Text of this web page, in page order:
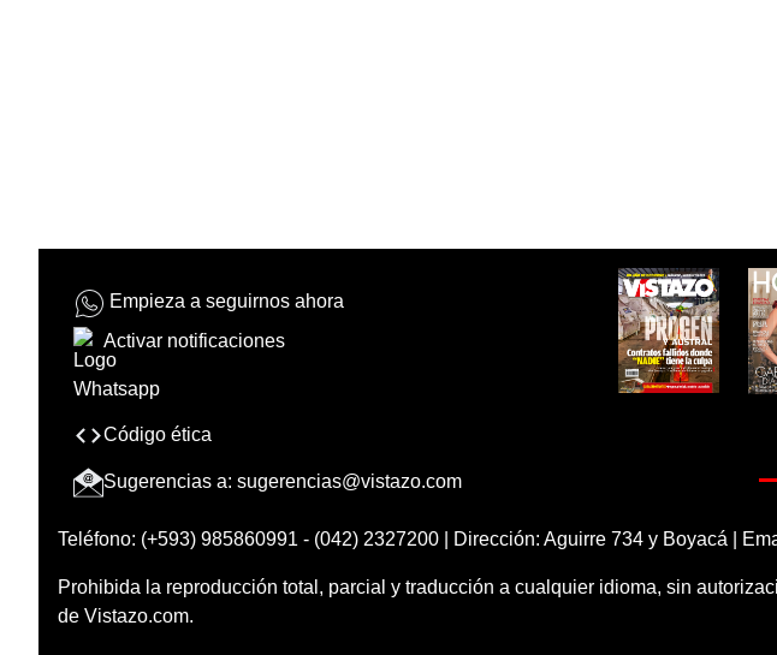
Empieza a seguirnos ahora
Activar notificaciones
Código ética
Sugerencias a: sugerencias@vistazo.com
Teléfono: (+593) 985860991 - (042) 2327200 | Dirección: Aguirre 734 y Boyacá |
Prohibida la reproducción total, parcial y traducción a cualquier idioma, sin
de Vistazo.com.